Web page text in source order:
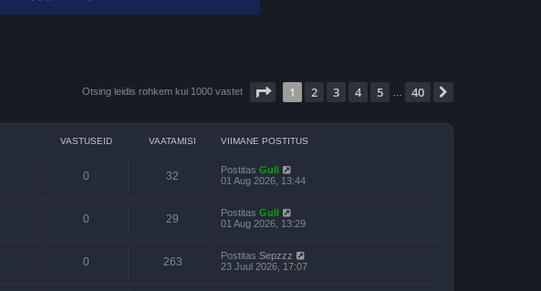
Otsing leidis rohkem kui 1000 vastet . leht 40 -st
1 2 3 4 5 40
VASTUSEID VAATAMISI VIIMANE POSTITUS
0 32 Postitas Gull
01 Aug 2026, 13:44
0 29 Postitas Gull
01 Aug 2026, 13:29
0 263 Postitas Sepzzz
23 Juul 2026, 17:07